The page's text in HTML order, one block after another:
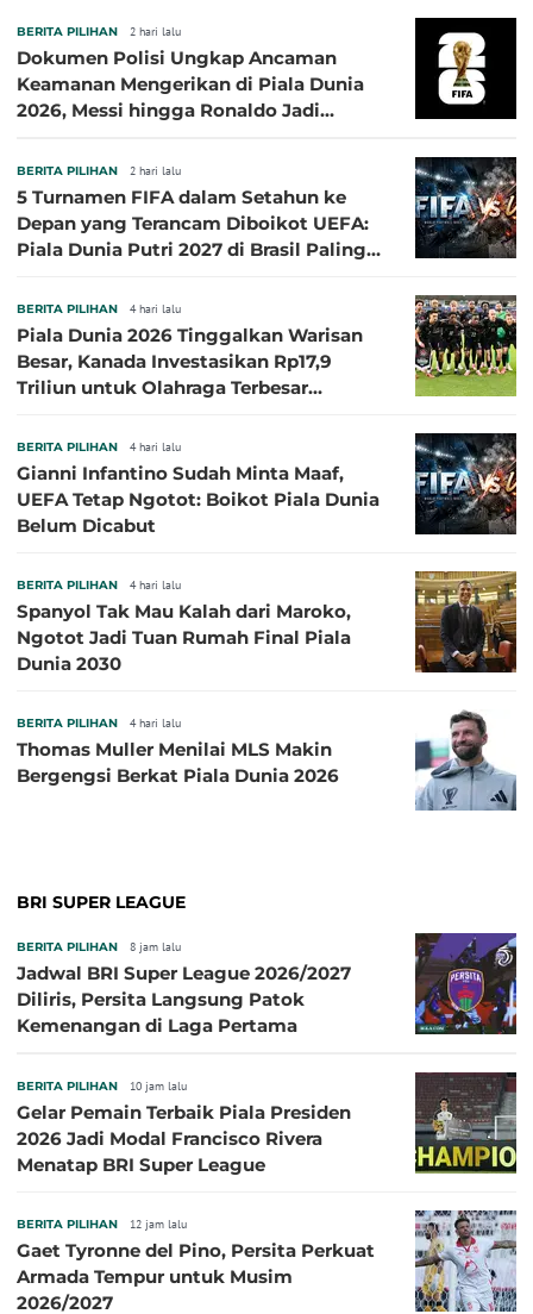
BERITA PILIHAN 2 hari lalu
Dokumen Polisi Ungkap Ancaman
Keamanan Mengerikan di Piala Dunia
2026, Messi hingga Ronaldo Jadi
BERITA PILIHAN 2 hari lalu
5 Turnamen FIFA dalam Setahun ke
Depan yang Terancam Diboikot UEFA:
Piala Dunia Putri 2027 di Brasil Paling
BERITA PILIHAN 4 hari lalu
Piala Dunia 2026 Tinggalkan Warisan
Besar, Kanada Investasikan Rp17,9
Triliun untuk Olahraga Terbesar
BERITA PILIHAN 4 hari lalu
Gianni Infantino Sudah Minta Maaf,
UEFA Tetap Ngotot: Boikot Piala Dunia
Belum Dicabut
BERITA PILIHAN 4 hari lalu
Spanyol Tak Mau Kalah dari Maroko,
Ngotot Jadi Tuan Rumah Final Piala
Dunia 2030
BERITA PILIHAN 4 hari lalu
Thomas Muller Menilai MLS Makin
Bergengsi Berkat Piala Dunia 2026
BRI SUPER LEAGUE
BERITA PILIHAN 8 jam lalu
Jadwal BRI Super League 2026/2027
Diliris, Persita Langsung Patok
Kemenangan di Laga Pertama
BERITA PILIHAN 10 jam lalu
Gelar Pemain Terbaik Piala Presiden
2026 Jadi Modal Francisco Rivera
Menatap BRI Super League
BERITA PILIHAN 12 jam lalu
Gaet Tyronne del Pino, Persita Perkuat
Armada Tempur untuk Musim
2026/2027